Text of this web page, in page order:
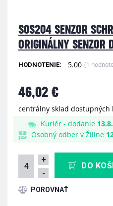
S0S204 SENZOR
ORIGINÁLNY SENZOR
HODNOTENIE: 5.00 (1
46,02 €
centrálny sklad dostupných
Kuriér - dodanie 13.8.
Osobný odber v Žiline
+
-
DO